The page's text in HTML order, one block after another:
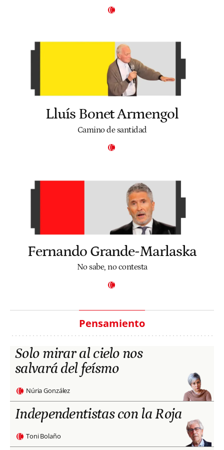
Lluís Bonet Armengol
Camino de santidad
Fernando Grande-Marlaska
No sabe, no contesta
Pensamiento
Solo mirar al cielo nos
salvará del feísmo
Núria González
Independentistas con la Roja
Toni Bolaño